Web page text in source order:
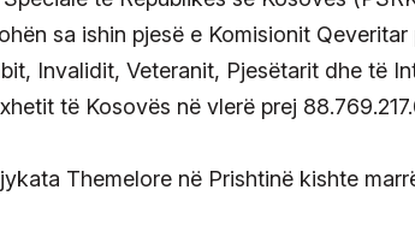
sa ishin pjesë e Komisionit
Invalidit, Veteranit, Pjesëtarit dhe të
të Kosovës në vlerë prej
Themelore në Prishtinë kishte